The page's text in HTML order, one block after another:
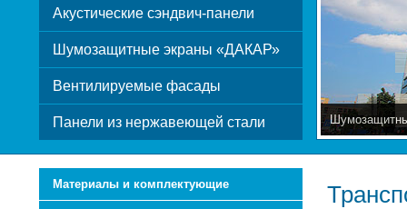
Акустические сэндвич-панели
Шумозащитные экраны «ДАКАР»
Вентилируемые фасады
Панели из нержавеющей стали
Материалы и комплектующие